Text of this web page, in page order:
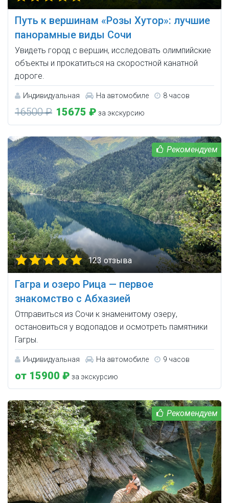
Путь к вершинам «Розы Хутор»: лучшие
панорамные виды Сочи
Увидеть город с вершин, исследовать олимпийские
объекты и прокатиться на скоростной канатной
дороге.
Индивидуальная На автомобиле 8 часов
16500 ₽ 15675 ₽ за экскурсию
123 отзыва
Гагра и озеро Рица — первое
знакомство с Абхазией
Отправиться из Сочи к знаменитому озеру,
остановиться у водопадов и осмотреть памятники
Гагры.
Индивидуальная На автомобиле 9 часов
от 15900 ₽ за экскурсию